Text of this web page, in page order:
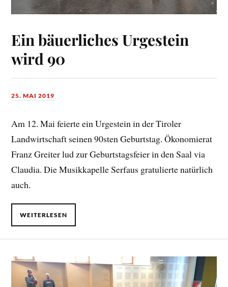
Ein bäuerliches Urgestein
wird 90
25. MAI 2019
Am 12. Mai feierte ein Urgestein in der Tiroler
Landwirtschaft seinen 90sten Geburtstag. Ökonomierat
Franz Greiter lud zur Geburtstagsfeier in den Saal via
Claudia. Die Musikkapelle Serfaus gratulierte natürlich
auch.
WEITERLESEN